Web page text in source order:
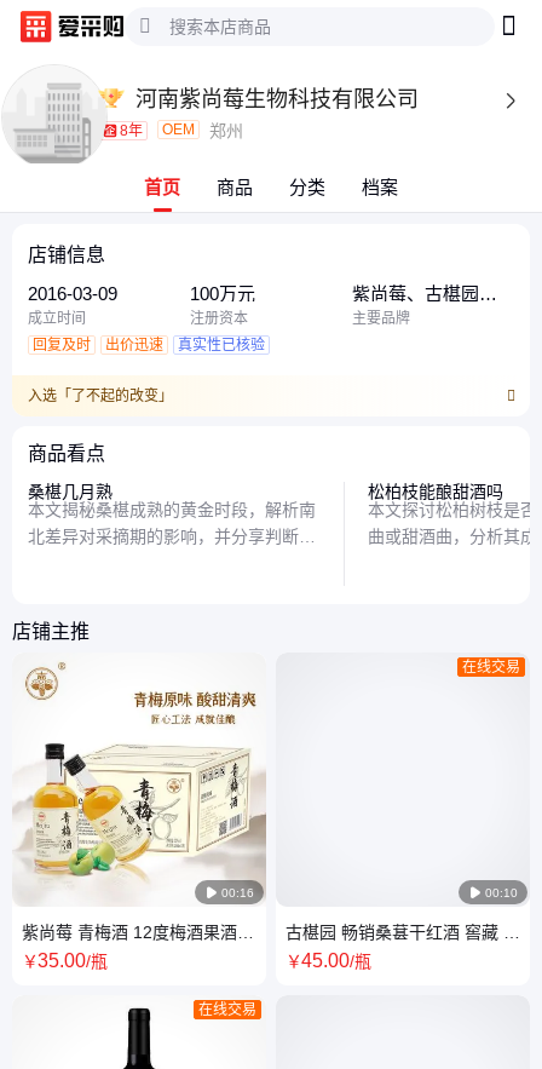
河南紫尚莓生物科技有限公司 
8年 OEM 郑州
首页 商品 分类 档案
店铺信息
2016-03-09
成立时间
100万元
注册资本
紫尚莓、古椹园、
其他
主要品牌
回复及时
出价迅速 真实性已核验
入选「了不起的改变」
商品看点
桑椹几月熟
本文揭秘桑椹成熟的黄金时段，解析南
北差异对采摘期的影响，并分享判断成
松柏枝能酿甜酒吗
本文探讨松柏树枝是
曲或甜酒曲，分析其
店铺主推
 00:16
紫尚莓 青梅酒 12度梅酒果酒
330ml单瓶装低度微醺 酸甜清
￥35.00/瓶
在线交易
 00:10
在线交易
古椹园 畅销桑葚干红酒 窖藏 低
度桑葚酒 桑果酒
￥45.00/瓶